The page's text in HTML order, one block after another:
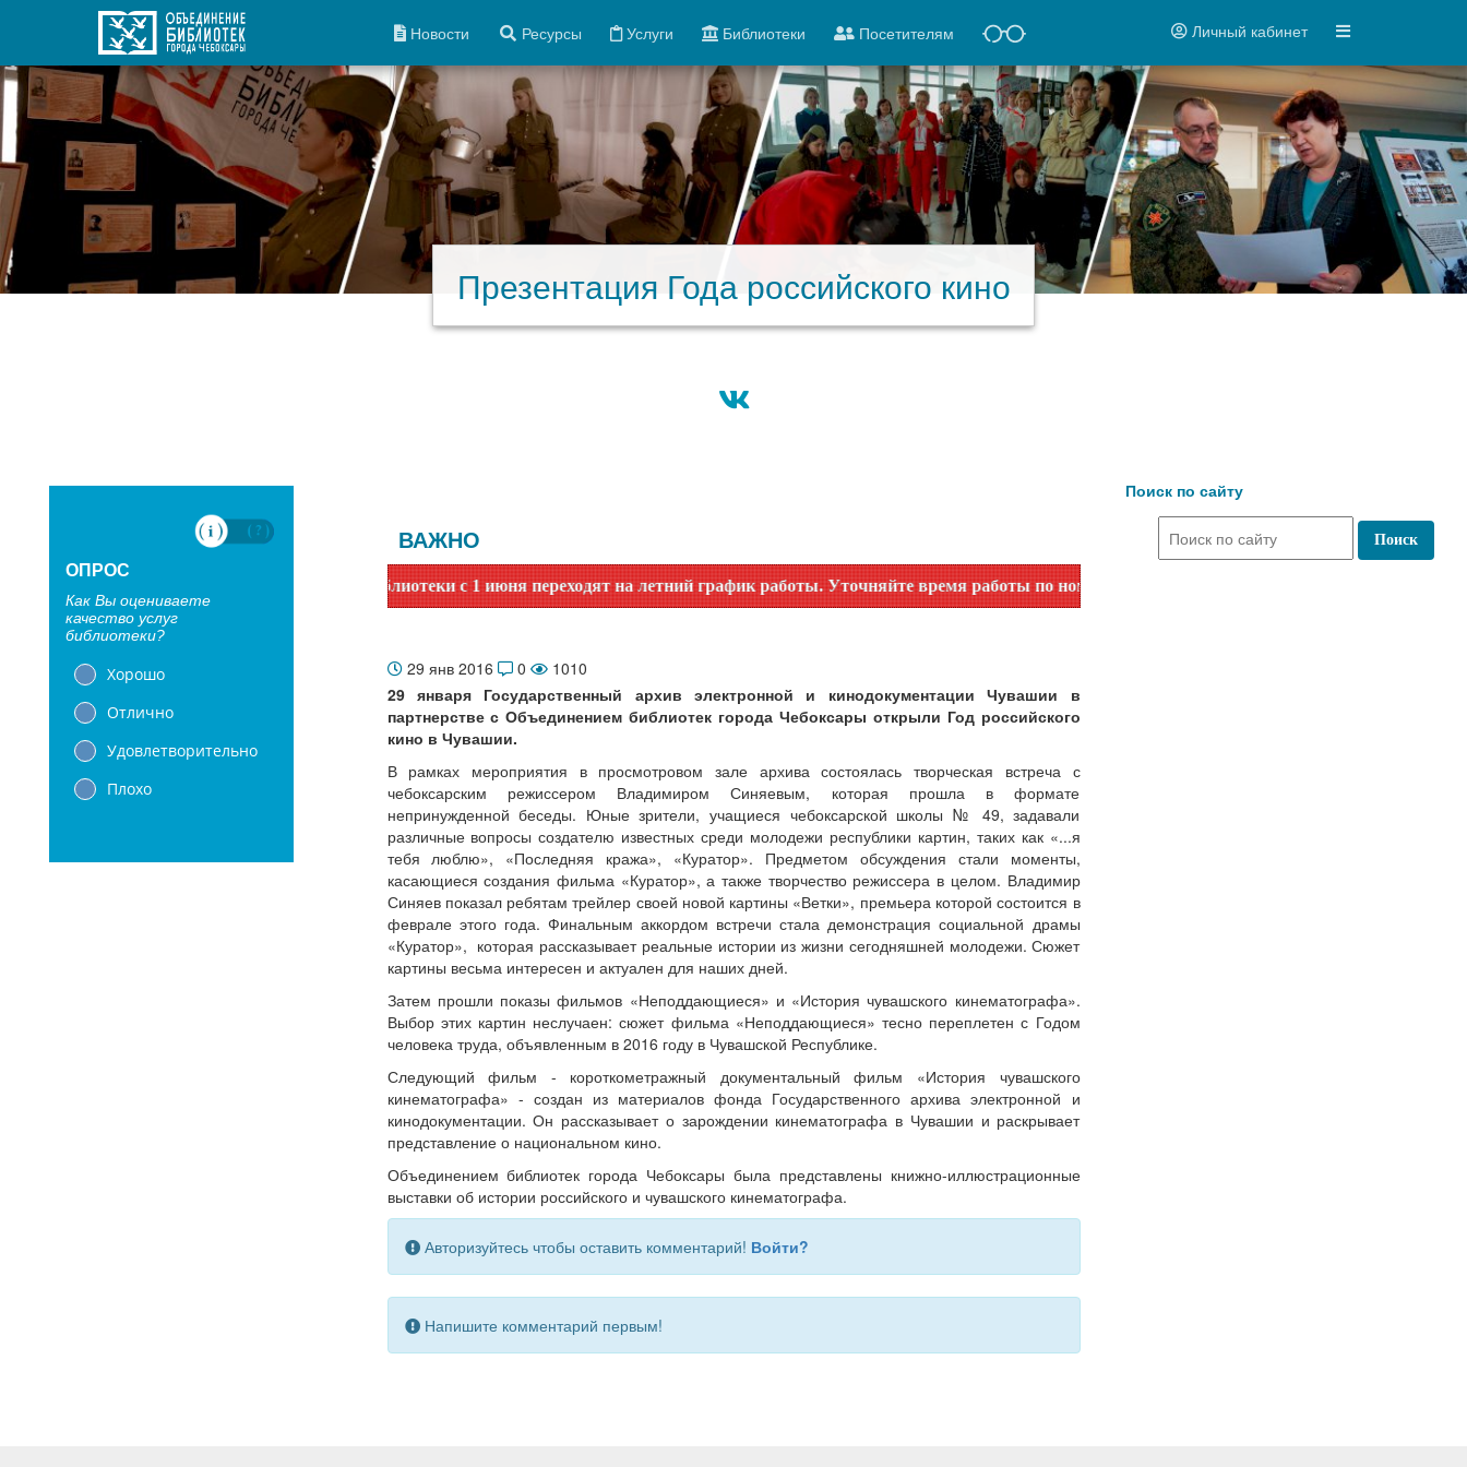
Новости Ресурсы Услуги Библиотеки Посетителям Личный кабинет
Презентация Года российского кино
ОПРОС
Как Вы оцениваете
качество услуг
библиотеки?
Хорошо
Отлично
Удовлетворительно
Плохо
ВАЖНО
читатели! Сообщаем, что библиотеки с 1 июня переходят на летний график работы. Уточняйте время работы по номеру телефона или на сайте в разделе "Библиотеки"!
29 янв 2016 0
1010
29 января Государственный архив электронной и кинодокументации Чувашии в
партнерстве с Объединением библиотек города Чебоксары открыли Год российского
кино в Чувашии.
В рамках мероприятия в просмотровом зале архива состоялась творческая встреча с
чебоксарским режиссером Владимиром Синяевым, которая прошла в формате
непринужденной беседы. Юные зрители, учащиеся чебоксарской школы № 49, задавали
различные вопросы создателю известных среди молодежи республики картин, таких как «...я
тебя люблю», «Последняя кража», «Куратор». Предметом обсуждения стали моменты,
касающиеся создания фильма «Куратор», а также творчество режиссера в целом. Владимир
Синяев показал ребятам трейлер своей новой картины «Ветки», премьера которой состоится в
феврале этого года. Финальным аккордом встречи стала демонстрация социальной драмы
«Куратор», которая рассказывает реальные истории из жизни сегодняшней молодежи. Сюжет
картины весьма интересен и актуален для наших дней.
Затем прошли показы фильмов «Неподдающиеся» и «История чувашского кинематографа».
Выбор этих картин неслучаен: сюжет фильма «Неподдающиеся» тесно переплетен с Годом
человека труда, объявленным в 2016 году в Чувашской Республике.
Следующий фильм - короткометражный документальный фильм «История чувашского
кинематографа» - создан из материалов фонда Государственного архива электронной и
кинодокументации. Он рассказывает о зарождении кинематографа в Чувашии и раскрывает
представление о национальном кино.
Объединением библиотек города Чебоксары была представлены книжно-иллюстрационные
выставки об истории российского и чувашского кинематографа.
Авторизуйтесь чтобы оставить комментарий! Войти?
Напишите комментарий первым!
Поиск по сайту